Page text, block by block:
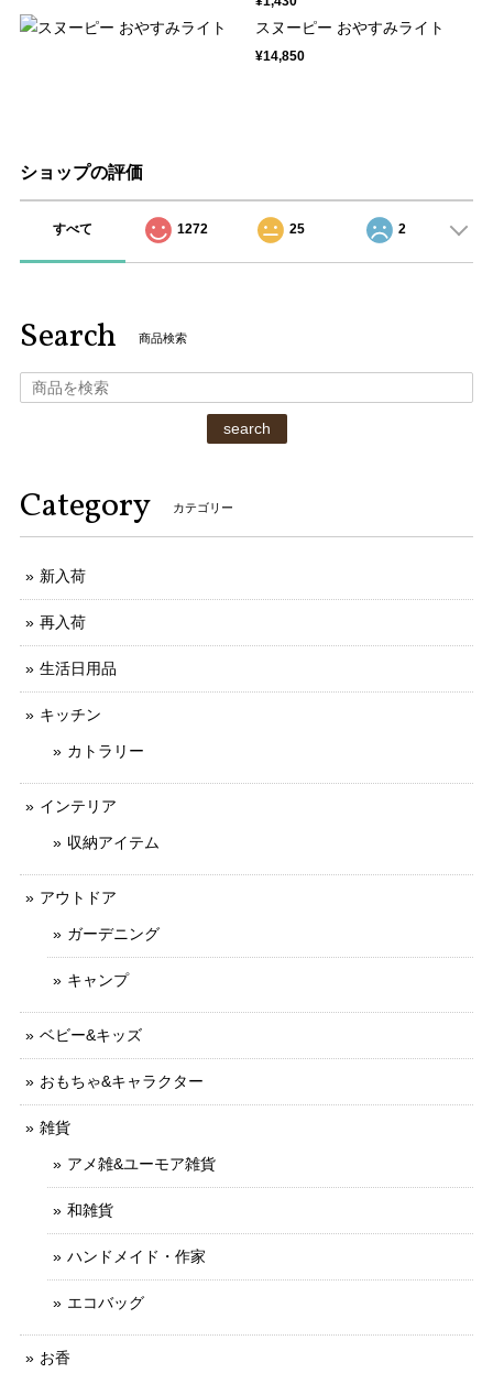
スヌーピー おやすみライト
¥14,850
ショップの評価
すべて 1272 25 2
Search 商品検索
search
Category カテゴリー
新入荷
再入荷
生活日用品
キッチン
カトラリー
インテリア
収納アイテム
アウトドア
ガーデニング
キャンプ
ベビー&キッズ
おもちゃ&キャラクター
雑貨
アメ雑&ユーモア雑貨
和雑貨
ハンドメイド・作家
エコバッグ
お香